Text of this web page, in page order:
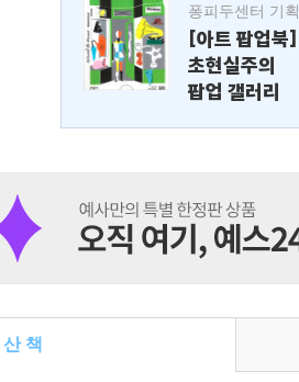
퐁피두센터 기획
[아트 팝업북]
초현실주의
팝업 갤러리
책